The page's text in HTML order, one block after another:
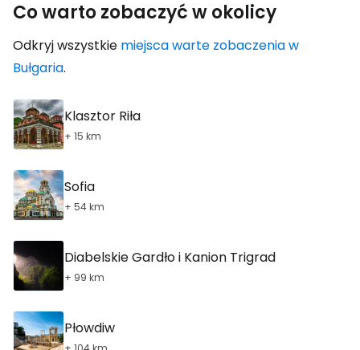
Co warto zobaczyć w okolicy
Odkryj wszystkie miejsca warte zobaczenia w
Bułgaria.
Klasztor Riła
+ 15 km
Sofia
+ 54 km
Diabelskie Gardło i Kanion Trigrad
+ 99 km
Płowdiw